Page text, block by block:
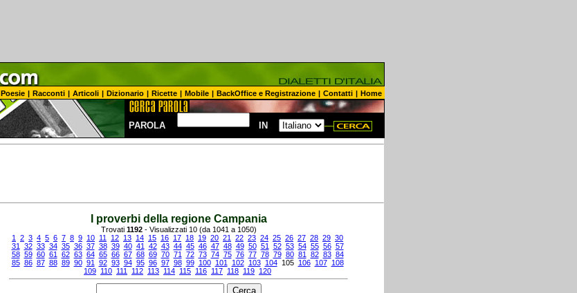
Poesie | Racconti | Articoli | Dizionario | Ricette | Mobile | BackOffice e Registrazione | Contatti | Home
PAROLA IN
I proverbi della regione Campania
Trovati 1192- Visualizzati 10 (da 1041 a 1050)
1
2 3 4 5 6 7 8 9 10 11 12 13 14 15 16 17 18 19 20 21 22 23 24 25 26 27 28 29 30
31
32 33 34 35 36 37 38 39 40 41 42 43 44 45 46 47 48 49 50 51 52 53 54 55 56 57
58 59 60 61 62 63 64 65 66 67 68 69 70 71 72 73 74 75 76 77 78 79 80 81 82 83 84
85 86 87 88 89 90 91 92 93 94 95 96 97 98 99 100 101 102 103 104 105 106 107
108
109 110 111 112 113 114 115 116 117 118 119 120